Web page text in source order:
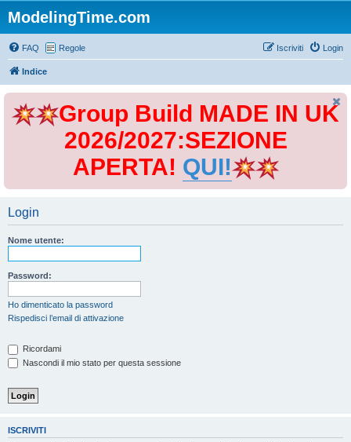
ModelingTime.com
FAQ Regole Login
Iscriviti
Indice
Group Build MADE IN UK
2026/2027:SEZIONE
APERTA! QUI!
Login
Nome utente:
Password:
Ho dimenticato la password
Rispedisci l’email di attivazione
Ricordami
Nascondi il mio stato per questa sessione
ISCRIVITI